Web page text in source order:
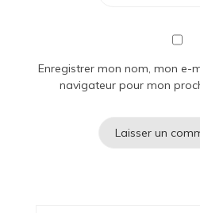
Enregistrer mon nom, mon e-
navigateur pour mon